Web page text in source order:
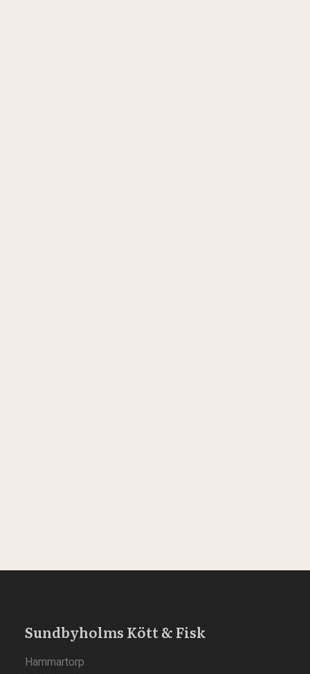
Sundbyholms Kött & Fisk
Hammartorp